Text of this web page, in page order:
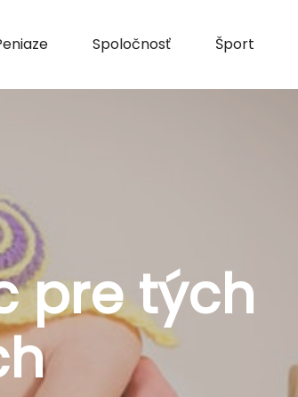
Spoločnosť Šport
pre tých